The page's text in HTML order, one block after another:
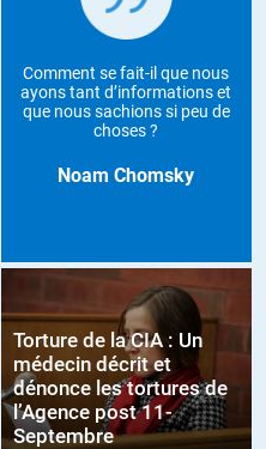
Comment se fait-il que nous
ayons tant d’informations et
que nous sachions si peu de
choses ?
Noam Chomsky
Torture de la CIA : Un
médecin décrit et
dénonce les tortures de
l’Agence post 11-
Septembre